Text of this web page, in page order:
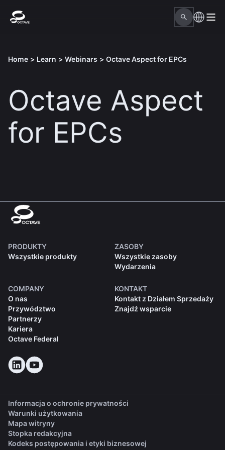
Home > Learn > Webinars > Octave Aspect for EPCs
Octave Aspect
for EPCs
PRODUKTY
Wszystkie produkty
ZASOBY
Wszystkie zasoby
Wydarzenia
COMPANY
O nas
Przywództwo
Partnerzy
Kariera
Octave Federal
KONTAKT
Kontakt z Działem Sprzedaży
Znajdź wsparcie
Informacja o ochronie prywatności
Warunki użytkowania
Mapa witryny
Stopka redakcyjna
Kodeks postępowania i etyki biznesowej